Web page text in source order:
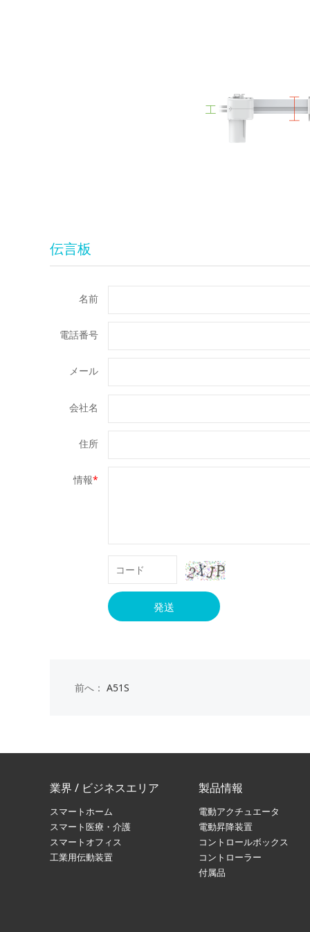
伝言板
名前
電話番号
メール
会社名
住所
情報*
発送
前へ： A51S
業界 / ビジネスエリア
スマートホーム
スマート医療・介護
スマートオフィス
工業用伝動装置
製品情報
電動アクチュエータ
電動昇降装置
コントロールボックス
コントローラー
付属品